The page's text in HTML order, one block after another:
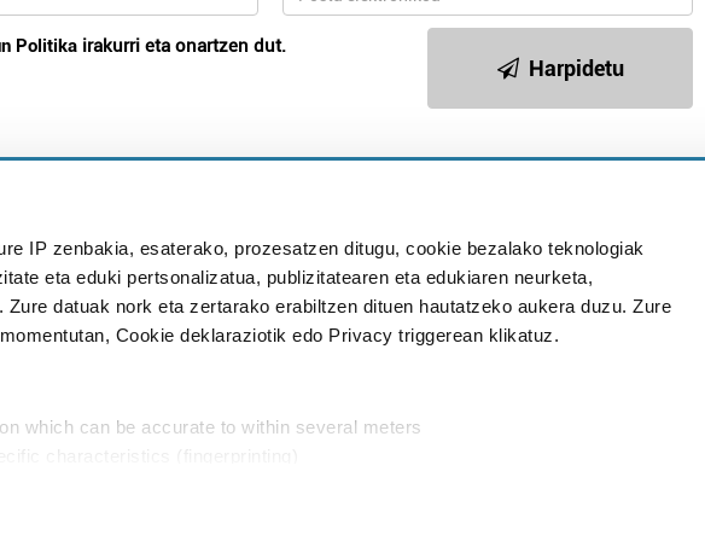
IP zenbakia, esaterako, prozesatzen ditugu, cookie bezalako teknologiak
eta eduki pertsonalizatua, publizitatearen eta edukiaren neurketa,
datuak nork eta zertarako erabiltzen dituen hautatzeko aukera duzu. Zure
Cookie deklaraziotik edo Privacy triggerean klikatuz.
which can be accurate to within several meters
Politika irakurri eta onartzen dut.
Harpidetu
modu librean kontatzea da gure eginkizuna. Horretarako zure ekarpena